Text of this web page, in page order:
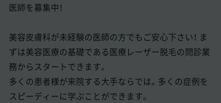
医師を募集中！
美容皮膚科が未経験の医師の方でもご安心下さい！ ま
ずは美容医療の基礎である医療レーザー脱毛の問診業
務からスタートできます。
多くの患者様が来院する大手ならでは。多くの症例を
スピーディーに学ぶことができます。